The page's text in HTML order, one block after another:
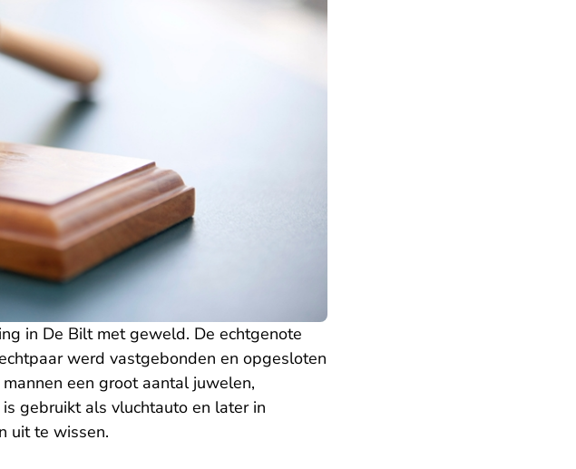
in De Bilt met geweld. De echtgenote
werd vastgebonden en opgesloten
een groot aantal juwelen,
gebruikt als vluchtauto en later in
uit te wissen.